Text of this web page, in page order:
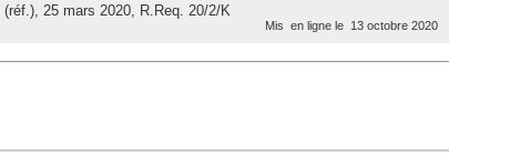
25 mars 2020, R.Req. 20/2/K
Mis en ligne le 13 octobre 2020